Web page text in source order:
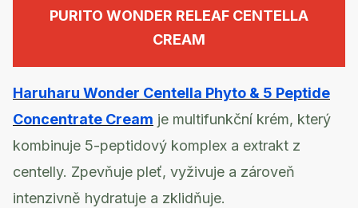
PURITO WONDER RELEAF CENTELLA
CREAM
Haruharu Wonder Centella Phyto & 5 Peptide
Concentrate Cream je multifunkční krém, který
kombinuje 5-peptidový komplex a extrakt z
centelly. Zpevňuje pleť, vyživuje a zároveň
intenzivně hydratuje a zklidňuje.